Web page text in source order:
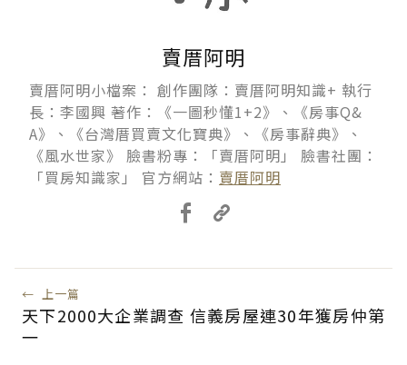
賣厝阿明
賣厝阿明小檔案： 創作團隊：賣厝阿明知識+ 執行
長：李國興 著作：《一圖秒懂1+2》、《房事Q&
A》、《台灣厝買賣文化寶典》、《房事辭典》、
《風水世家》 臉書粉專：「賣厝阿明」 臉書社團：
「買房知識家」 官方網站： 賣厝阿明
← 上一篇
天下2000大企業調查 信義房屋連30年獲房仲第
一